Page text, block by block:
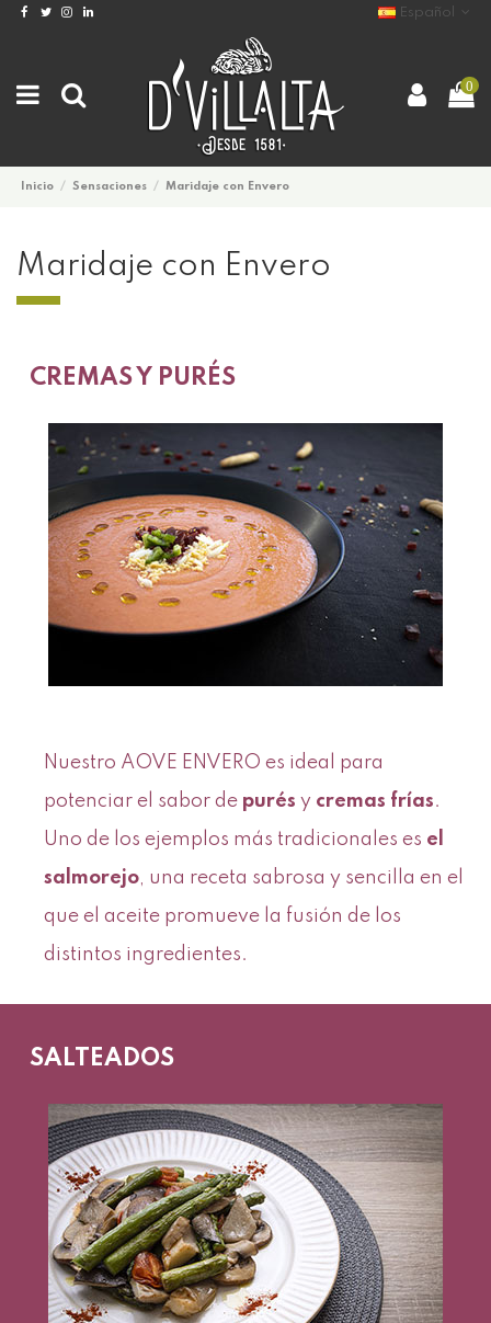
Español
0
Inicio Sensaciones Maridaje con Envero
Maridaje con Envero
CREMAS Y PURÉS
Nuestro AOVE ENVERO es ideal para
potenciar el sabor de purés y cremas frías.
Uno de los ejemplos más tradicionales es el
salmorejo, una receta sabrosa y sencilla en el
que el aceite promueve la fusión de los
distintos ingredientes.
SALTEADOS